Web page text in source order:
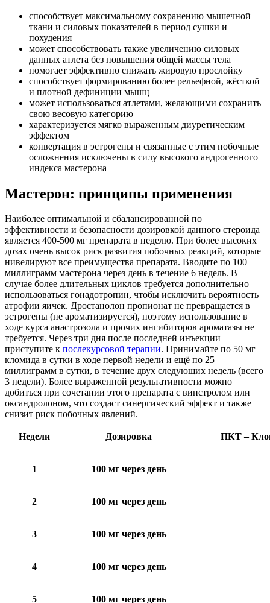
способствует максимальному сохранению мышечной
ткани и силовых показателей в период сушки и
похудения
может способствовать также увеличению силовых
данных атлета без повышения общей массы тела
помогает эффективно снижать жировую прослойку
способствует формированию более рельефной, жёсткой
и плотной дефиниции мышц
может использоваться атлетами, желающими сохранить
свою весовую категорию
характеризуется мягко выраженным диуретическим
эффектом
конвертация в эстрогены и связанные с этим побочные
осложнения исключены в силу высокого андрогенного
индекса мастерона
Мастерон: принципы применения
Наиболее оптимальной и сбалансированной по
эффективности и безопасности дозировкой данного стероида
является 400-500 мг препарата в неделю. При более высоких
дозах очень высок риск развития побочных реакций, которые
нивелируют все преимущества препарата. Вводите по 100
миллиграмм мастерона через день в течение 6 недель. В
случае более длительных циклов требуется дополнительно
использоваться гонадотропин, чтобы исключить вероятность
атрофии яичек. Дростанолон пропионат не превращается в
эстрогены (не ароматизируется), поэтому использование в
ходе курса анастрозола и прочих ингибиторов ароматазы не
требуется. Через три дня после последней инъекции
приступите к послекурсовой терапии. Принимайте по 50 мг
кломида в сутки в ходе первой недели и ещё по 25
миллиграмм в сутки, в течение двух следующих недель (всего
3 недели). Более выраженной результативности можно
добиться при сочетании этого препарата с винстролом или
оксандролоном, что создаст синергический эффект и также
снизит риск побочных явлений.
Недели Дозировка ПКТ –
1 100 мг через день
2 100 мг через день
3 100 мг через день
4 100 мг через день
5 100 мг через день